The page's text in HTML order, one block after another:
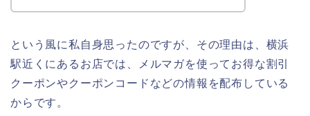
という風に私自身思ったのですが、その理由は、横浜
駅近くにあるお店では、メルマガを使ってお得な割引
クーポンやクーポンコードなどの情報を配布している
からです。